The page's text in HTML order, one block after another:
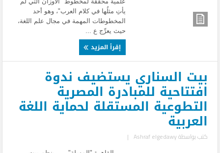
يأتِ مثلُها في كلام العرب"، وهو أحد
المخطوطات المهمة في مجال علم اللغة،
حيث يعرِّج ع ...
إقرأ المزيد
بيت السناري يستضيف ندوة
افتتاحية للمبادرة المصرية
التطوعية المستقلة لحماية اللغة
العربية
كتب بواسطةAshraf elgedawy
|